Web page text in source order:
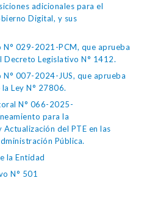
adicionales para el
Digital, y sus
N° 029-2021-PCM, que aprueba
Decreto Legislativo N° 1412.
N° 007-2024-JUS, que aprueba
Ley N° 27806.
N° 066-2025-
para la
del PTE en las
Pública.
la Entidad
N° 501